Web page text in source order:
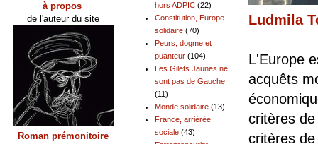
Ludmila
L'Europe
acquêts
critères
critères
hors ADPIC (22)
Constitution, Europe
solidaire (70)
Peurs, dogme et
puanteur (104)
Les Gilets Jaunes ne
sont pas de Gauche
(11)
Monde solidaire (13)
France, arriérée
sociale (43)
à propos
de l'auteur du site
Roman prémonitoire